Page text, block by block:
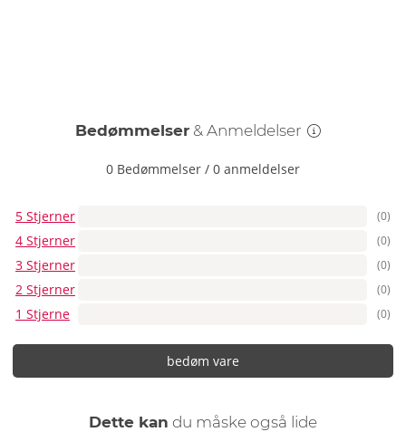
Bedømmelser & Anmeldelser
0 Bedømmelser / 0 anmeldelser
5 Stjerner (0)
4 Stjerner (0)
3 Stjerner (0)
2 Stjerner (0)
1 Stjerne (0)
bedøm vare
Dette kan du måske også lide